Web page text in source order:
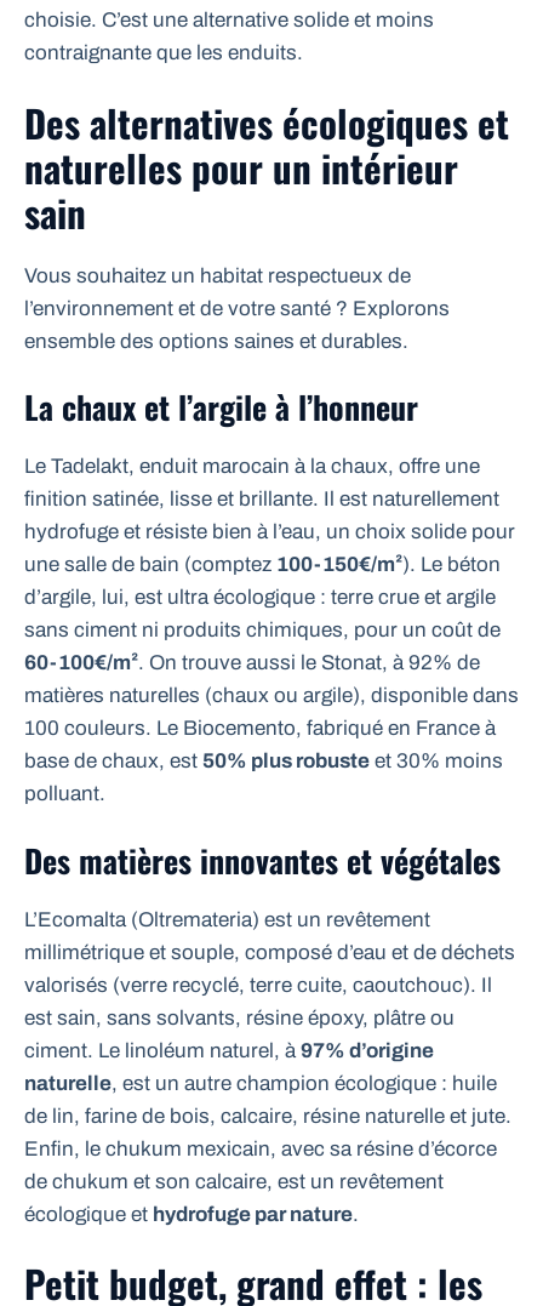
choisie. C’est une alternative solide et moins
contraignante que les enduits.
Des alternatives écologiques et
naturelles pour un intérieur
sain
Vous souhaitez un habitat respectueux de
l’environnement et de votre santé ? Explorons
ensemble des options saines et durables.
La chaux et l’argile à l’honneur
Le Tadelakt, enduit marocain à la chaux, offre une
finition satinée, lisse et brillante. Il est naturellement
hydrofuge et résiste bien à l’eau, un choix solide pour
une salle de bain (comptez 100-150€/m²). Le béton
d’argile, lui, est ultra écologique : terre crue et argile
sans ciment ni produits chimiques, pour un coût de
60-100€/m². On trouve aussi le Stonat, à 92% de
matières naturelles (chaux ou argile), disponible dans
100 couleurs. Le Biocemento, fabriqué en France à
base de chaux, est 50% plus robuste et 30% moins
polluant.
Des matières innovantes et végétales
L’Ecomalta (Oltremateria) est un revêtement
millimétrique et souple, composé d’eau et de déchets
valorisés (verre recyclé, terre cuite, caoutchouc). Il
est sain, sans solvants, résine époxy, plâtre ou
ciment. Le linoléum naturel, à 97% d’origine
naturelle, est un autre champion écologique : huile
de lin, farine de bois, calcaire, résine naturelle et jute.
Enfin, le chukum mexicain, avec sa résine d’écorce
de chukum et son calcaire, est un revêtement
écologique et hydrofuge par nature.
Petit budget, grand effet : les